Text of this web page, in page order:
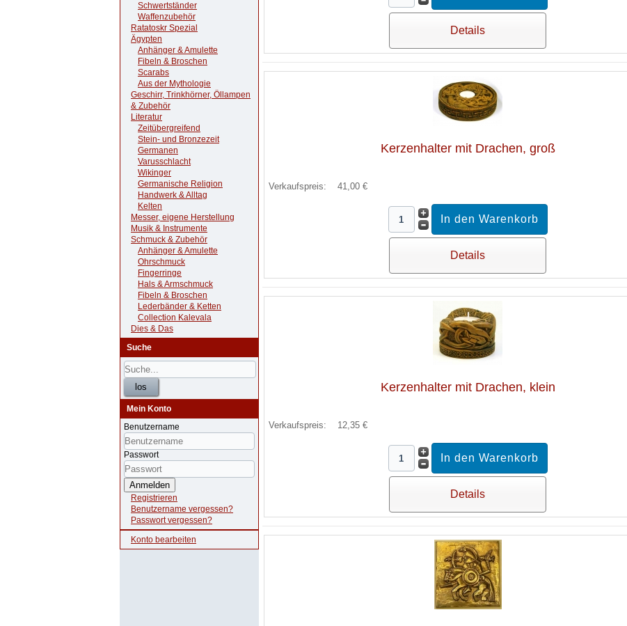
Schwertständer
Waffenzubehör
Ratatoskr Spezial
Ägypten
Anhänger & Amulette
Fibeln & Broschen
Scarabs
Aus der Mythologie
Geschirr, Trinkhörner, Öllampen
& Zubehör
Literatur
Zeitübergreifend
Stein- und Bronzezeit
Germanen
Varusschlacht
Wikinger
Germanische Religion
Handwerk & Alltag
Kelten
Messer, eigene Herstellung
Musik & Instrumente
Schmuck & Zubehör
Anhänger & Amulette
Ohrschmuck
Fingerringe
Hals & Armschmuck
Fibeln & Broschen
Lederbänder & Ketten
Collection Kalevala
Dies & Das
Suche
Mein Konto
Benutzername
Passwort
Anmelden
Registrieren
Benutzername vergessen?
Passwort vergessen?
Konto bearbeiten
Details
Kerzenhalter mit Drachen, groß
Verkaufspreis: 41,00 €
Details
Kerzenhalter mit Drachen, klein
Verkaufspreis: 12,35 €
Details